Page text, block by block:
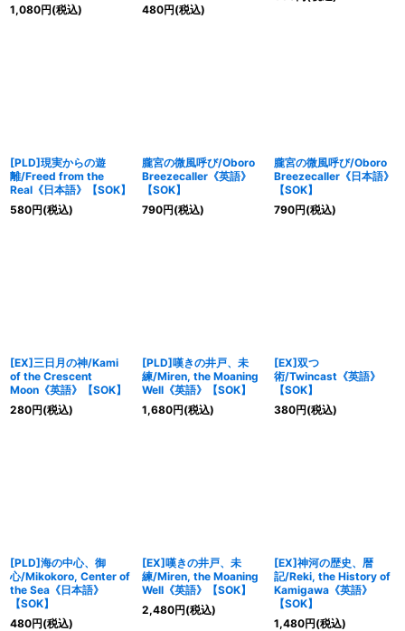
1,080円(税込)
480円(税込)
[PLD]現実からの遊
離/Freed from the
Real《日本語》【SOK】
580円(税込)
朧宮の微風呼び/Oboro
Breezecaller《英語》
【SOK】
790円(税込)
朧宮の微風呼び/Oboro
Breezecaller《日本語》
【SOK】
790円(税込)
[EX]三日月の神/Kami
of the Crescent
Moon《英語》【SOK】
280円(税込)
[PLD]嘆きの井戸、未
練/Miren, the Moaning
Well《英語》【SOK】
1,680円(税込)
[EX]双つ
術/Twincast《英語》
【SOK】
380円(税込)
[PLD]海の中心、御
心/Mikokoro, Center of
the Sea《日本語》
【SOK】
480円(税込)
[EX]嘆きの井戸、未
練/Miren, the Moaning
Well《英語》【SOK】
2,480円(税込)
[EX]神河の歴史、暦
記/Reki, the History of
Kamigawa《英語》
【SOK】
1,480円(税込)